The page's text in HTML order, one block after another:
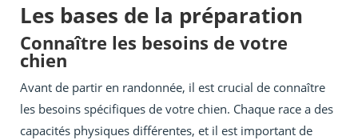
Les bases de la préparation
Connaître les besoins de votre
chien
Avant de partir en randonnée, il est crucial de connaître
les besoins spécifiques de votre chien. Chaque race a des
capacités physiques différentes, et il est important de